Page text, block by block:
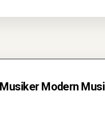
Modern